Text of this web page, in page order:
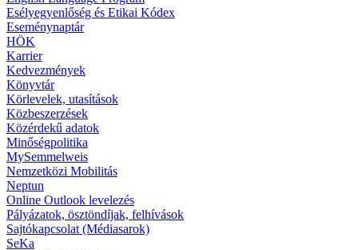
Esélyegyenlőség és Etikai Kódex
Eseménynaptár
HÖK
Karrier
Kedvezmények
Könyvtár
Körlevelek, utasítások
Közbeszerzések
Közérdekű adatok
Minőségpolitika
MySemmelweis
Nemzetközi Mobilitás
Neptun
Online Outlook levelezés
Pályázatok, ösztöndíjak, felhívások
Sajtókapcsolat (Médiasarok)
SeKa